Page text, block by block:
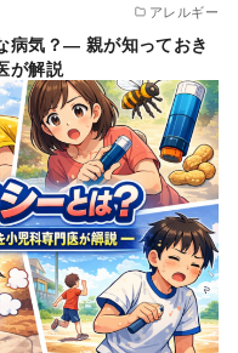
アレルギー
病気？― 親が知っておき
が解説